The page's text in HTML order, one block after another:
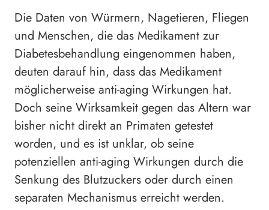
Die Daten von Würmern, Nagetieren, Fliegen
und Menschen, die das Medikament zur
Diabetesbehandlung eingenommen haben,
deuten darauf hin, dass das Medikament
möglicherweise anti-aging Wirkungen hat.
Doch seine Wirksamkeit gegen das Altern war
bisher nicht direkt an Primaten getestet
worden, und es ist unklar, ob seine
potenziellen anti-aging Wirkungen durch die
Senkung des Blutzuckers oder durch einen
separaten Mechanismus erreicht werden.